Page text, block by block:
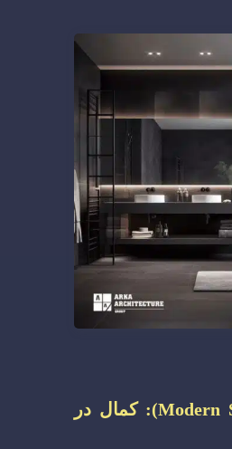
سبک مدرن (Modern Style): کمال در